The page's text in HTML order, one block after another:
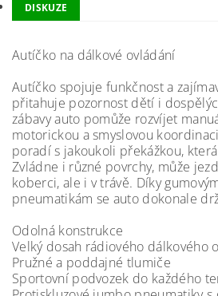
DISKUZE
Autíčko na dálkové ovládání
Autíčko spojuje funkčnost a
přitahuje pozornost dětí i
zábavy auto pomůže rozvíjet
motorickou a smyslovou
poradí s jakoukoli překážkou,
Zvládne i různé povrchy, může
koberci, ale i v trávě. Díky
pneumatikám se auto dokonale
Odolná konstrukce
Velký dosah rádiového dálkového
Pružné a poddajné tlumiče
Sportovní podvozek do každého